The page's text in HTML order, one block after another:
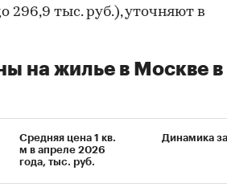
296,9 тыс. руб.), уточняют в
на жилье в Москве в
Средняя цена 1 кв.
м в апреле 2026
года, тыс. руб.
Динамика